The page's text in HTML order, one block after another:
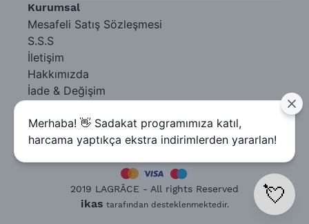
Kurumsal
Mesafeli Satış Sözleşmesi
S.S.S
İletişim
Hakkımızda
İade & Değişim
2019 LAGRÂCE - All rights Reserved
ikas tarafından desteklenmektedir.
Merhaba! 👋 Sadakat programımıza katıl,
harcama yaptıkça ekstra indirimlerden yararlan!
💘